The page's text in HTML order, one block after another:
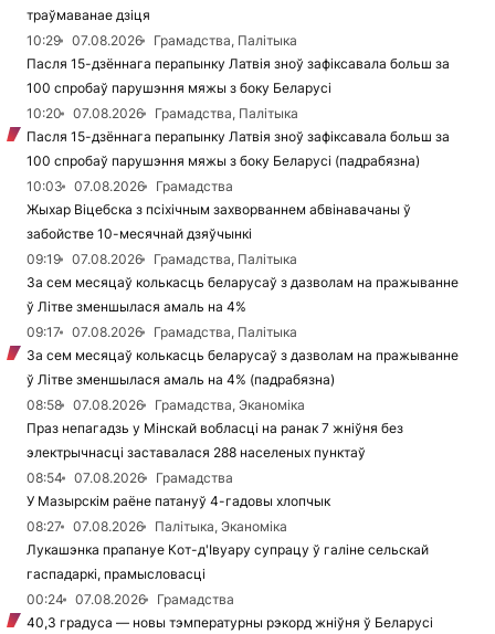
траўмаванае дзіця
10:29
07.08.2026
Грамадства, Палітыка
Пасля 15-дзённага перапынку Латвія зноў зафіксавала больш за
100 спробаў парушэння мяжы з боку Беларусі
10:20
07.08.2026
Грамадства, Палітыка
Пасля 15-дзённага перапынку Латвія зноў зафіксавала больш за
100 спробаў парушэння мяжы з боку Беларусі (падрабязна)
10:03
07.08.2026
Грамадства
Жыхар Віцебска з псіхічным захворваннем абвінавачаны ў
забойстве 10-месячнай дзяўчынкі
09:19
07.08.2026
Грамадства, Палітыка
За сем месяцаў колькасць беларусаў з дазволам на пражыванне
ў Літве зменшылася амаль на 4%
09:17
07.08.2026
Грамадства, Палітыка
За сем месяцаў колькасць беларусаў з дазволам на пражыванне
ў Літве зменшылася амаль на 4% (падрабязна)
08:58
07.08.2026
Грамадства, Эканоміка
Праз непагадзь у Мінскай вобласці на ранак 7 жніўня без
электрычнасці заставалася 288 населеных пунктаў
08:54
07.08.2026
Грамадства
У Мазырскім раёне патануў 4-гадовы хлопчык
08:27
07.08.2026
Палітыка, Эканоміка
Лукашэнка прапануе Кот-д'Івуару супрацу ў галіне сельскай
гаспадаркі, прамысловасці
00:24
07.08.2026
Грамадства
40,3 градуса — новы тэмпературны рэкорд жніўня ў Беларусі